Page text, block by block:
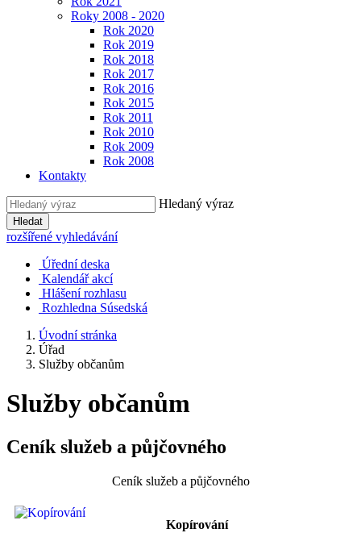
Roky 2008 - 2020
Rok 2020
Rok 2019
Rok 2018
Rok 2017
Rok 2016
Rok 2015
Rok 2011
Rok 2010
Rok 2009
Rok 2008
Kontakty
Hledaný výraz
Hledat
rozšířené vyhledávání
Úřední deska
Kalendář akcí
Hlášení rozhlasu
Rozhledna Súsedská
Úvodní stránka
Úřad
Služby občanům
Služby občanům
Ceník služeb a půjčovného
Ceník služeb a půjčovného
Kopírování